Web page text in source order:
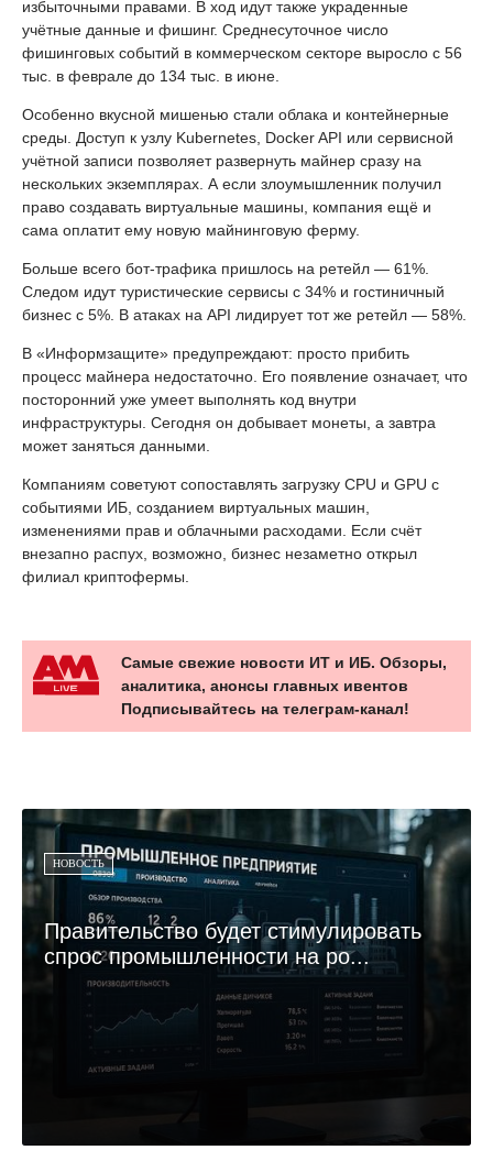
избыточными правами. В ход идут также украденные
учётные данные и фишинг. Среднесуточное число
фишинговых событий в коммерческом секторе выросло с 56
тыс. в феврале до 134 тыс. в июне.
Особенно вкусной мишенью стали облака и контейнерные
среды. Доступ к узлу Kubernetes, Docker API или сервисной
учётной записи позволяет развернуть майнер сразу на
нескольких экземплярах. А если злоумышленник получил
право создавать виртуальные машины, компания ещё и
сама оплатит ему новую майнинговую ферму.
Больше всего бот-трафика пришлось на ретейл — 61%.
Следом идут туристические сервисы с 34% и гостиничный
бизнес с 5%. В атаках на API лидирует тот же ретейл — 58%.
В «Информзащите» предупреждают: просто прибить
процесс майнера недостаточно. Его появление означает, что
посторонний уже умеет выполнять код внутри
инфраструктуры. Сегодня он добывает монеты, а завтра
может заняться данными.
Компаниям советуют сопоставлять загрузку CPU и GPU с
событиями ИБ, созданием виртуальных машин,
изменениями прав и облачными расходами. Если счёт
внезапно распух, возможно, бизнес незаметно открыл
филиал криптофермы.
Самые свежие новости ИТ и ИБ. Обзоры,
аналитика, анонсы главных ивентов
Подписывайтесь на телеграм-канал!
НОВОСТЬ
Правительство будет стимулировать
спрос промышленности на ро...